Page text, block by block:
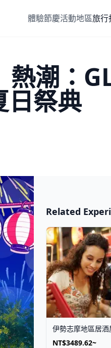
體驗節慶活動地區旅行
熱潮：
日祭典
🎆 祭
取得
Related
伊勢志摩地區居
NT$3489.62~